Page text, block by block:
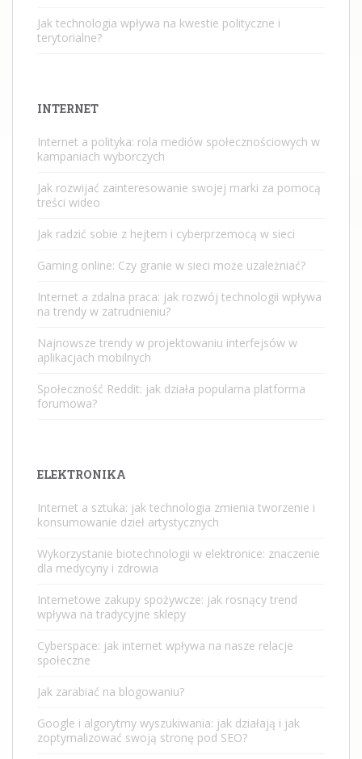
Jak technologia wpływa na kwestie polityczne i
terytorialne?
INTERNET
Internet a polityka: rola mediów społecznościowych w
kampaniach wyborczych
Jak rozwijać zainteresowanie swojej marki za pomocą
treści wideo
Jak radzić sobie z hejtem i cyberprzemocą w sieci
Gaming online: Czy granie w sieci może uzależniać?
Internet a zdalna praca: jak rozwój technologii wpływa
na trendy w zatrudnieniu?
Najnowsze trendy w projektowaniu interfejsów w
aplikacjach mobilnych
Społeczność Reddit: jak działa popularna platforma
forumowa?
ELEKTRONIKA
Internet a sztuka: jak technologia zmienia tworzenie i
konsumowanie dzieł artystycznych
Wykorzystanie biotechnologii w elektronice: znaczenie
dla medycyny i zdrowia
Internetowe zakupy spożywcze: jak rosnący trend
wpływa na tradycyjne sklepy
Cyberspace: jak internet wpływa na nasze relacje
społeczne
Jak zarabiać na blogowaniu?
Google i algorytmy wyszukiwania: jak działają i jak
zoptymalizować swoją stronę pod SEO?